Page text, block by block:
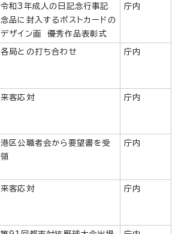
令和3年成人の日記念行事記
念品に封入するポストカードの
デザイン画 優秀作品表彰式
庁内
各局との打ち合わせ 庁内
来客応対 庁内
港区公職者会から要望書を受
領
庁内
来客応対 庁内